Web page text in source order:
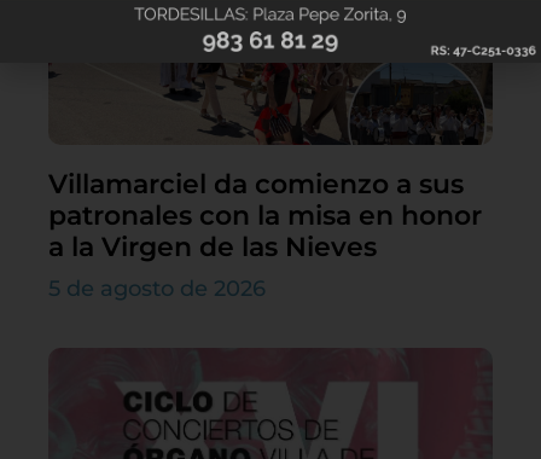
Villamarciel da comienzo a sus
patronales con la misa en honor
a la Virgen de las Nieves
5 de agosto de 2026